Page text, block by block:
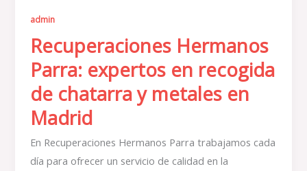
admin
Recuperaciones Hermanos
Parra: expertos en recogida
de chatarra y metales en
Madrid
En Recuperaciones Hermanos Parra trabajamos cada
día para ofrecer un servicio de calidad en la
Madrid